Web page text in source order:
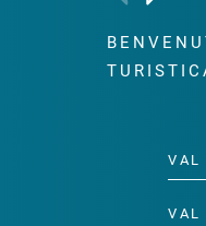
VAL
VAL